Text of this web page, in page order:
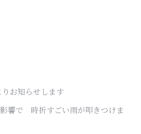
お知らせします
響で 時折すごい雨が叩きつけま